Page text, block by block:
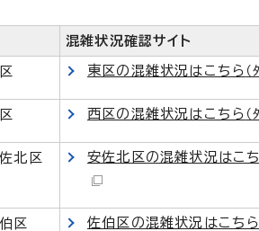
混雑状況確認サイト
東区の混雑状況はこちら
西区の混雑状況はこちら
北区 安佐北区の混雑状況はこ
区 佐伯区の混雑状況はこちら